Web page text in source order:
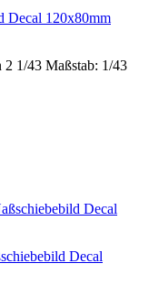
Decal 120x80mm
1/43 Maßstab: 1/43
Decal